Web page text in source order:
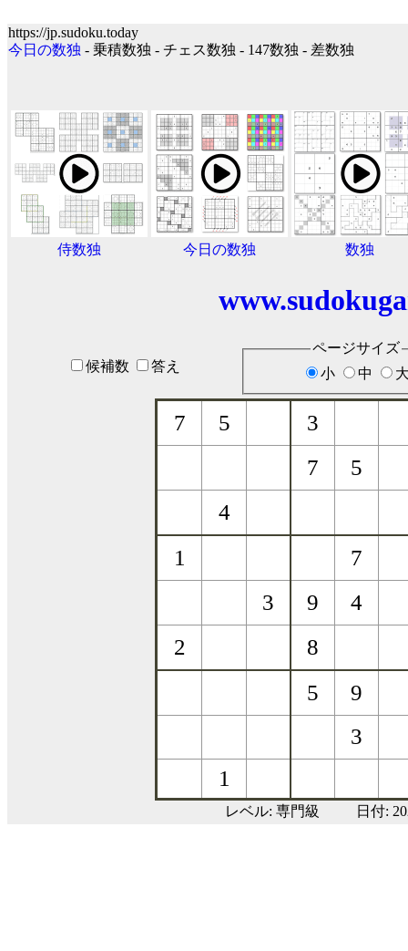
https://jp.sudoku.today
今日の数独 - 乗積数独 - チェス数独 - 147数独 - 差数独
侍数独 今日の数独 数独
候補数 答え
ページサイズ
小
中
レベル: 専門級 日付: